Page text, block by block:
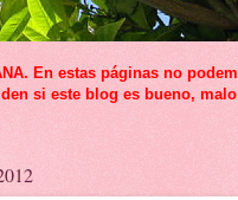
En estas páginas no
si este blog es bueno,